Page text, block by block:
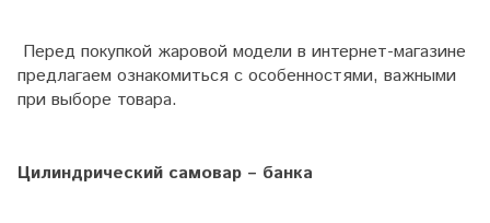
Перед покупкой жаровой модели в интернет-магазине
предлагаем ознакомиться с особенностями, важными
при выборе товара.
Цилиндрический самовар – банка